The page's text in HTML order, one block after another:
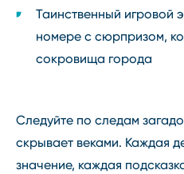
Таинственный игровой
номере с сюрпризом,
сокровища города
Следуйте по следам
скрывает веками. Каждая
значение, каждая